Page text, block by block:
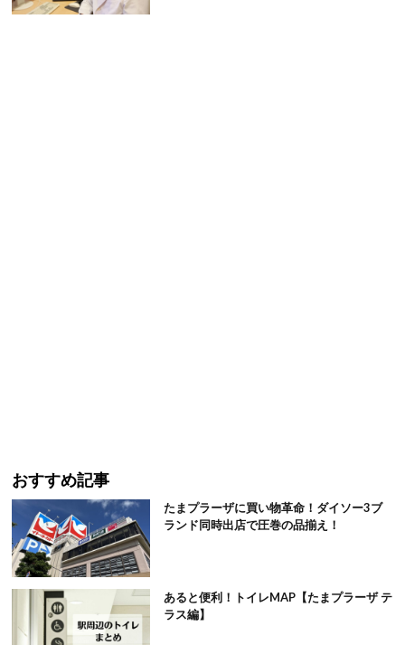
おすすめ記事
たまプラーザに買い物革命！ダイソー3ブ
ランド同時出店で圧巻の品揃え！
あると便利！トイレMAP【たまプラーザ テ
ラス編】